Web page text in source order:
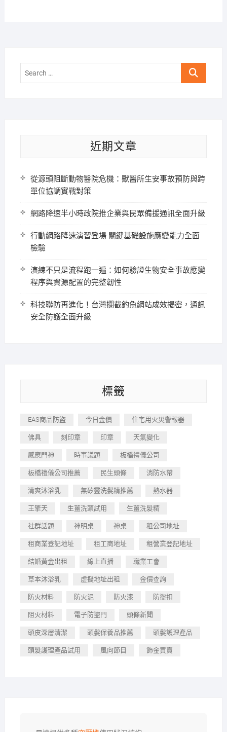
Search
近期文章
從源頭阻斷動物醫院危機：獸醫所生安事故預防與跨
單位協調實戰對策
網路降速半小時政院推企業與民眾備援通訊全面升級
行動網路降速演習登場 關鍵基礎設施應變能力全面
檢驗
演練不只是流程跑一遍：如何驗證生物安全事故應變
程序與資源配置的完整韌性
科技聯防再進化！台灣攔截釣魚網站成效揭密，通訊
安全防護全面升級
標籤
EAS商品防盜 今日金價 住宅用火災警報器
佛具 刻印章 印章 天氣變化
感應門神 時事議題 板橋禮儀公司
板橋禮儀公司推薦 民生頭條 消防水帶
清爽沐浴乳 無矽靈洗髮精推薦 熱水器
王擎天 生薑洗頭試用 生薑洗髮精
社群話題 神明桌 神桌 租公司地址
租商業登記地址 租工商地址 租營業登記地址
結婚黃金出租 線上直播 職業工會
草本沐浴乳 虛擬地址出租 金價查詢
防火材料 防火泥 防火漆 防盜扣
阻火材料 電子防盜門 頭條新聞
頭皮深層清潔 頭髮保養品推薦 頭髮護理產品
頭髮護理產品試用 風向節目 飾金買賣